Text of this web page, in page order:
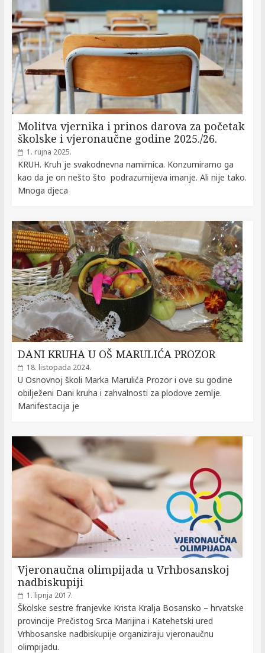
Molitva vjernika i prinos darova za početak
školske i vjeronaučne godine 2025./26.
1. rujna 2025.
KRUH. Kruh je svakodnevna namirnica. Konzumiramo ga
kao da je on nešto što podrazumijeva imanje. Ali nije tako.
Mnoga djeca
DANI KRUHA U OŠ MARULIĆA PROZOR
18. listopada 2024.
U Osnovnoj školi Marka Marulića Prozor i ove su godine
obilježeni Dani kruha i zahvalnosti za plodove zemlje.
Manifestacija je
Vjeronaučna olimpijada u Vrhbosanskoj
nadbiskupiji
1. lipnja 2017.
Školske sestre franjevke Krista Kralja Bosansko – hrvatske
provincije Prečistog Srca Marijina i Katehetski ured
Vrhbosanske nadbiskupije organiziraju vjeronaučnu
olimpijadu.